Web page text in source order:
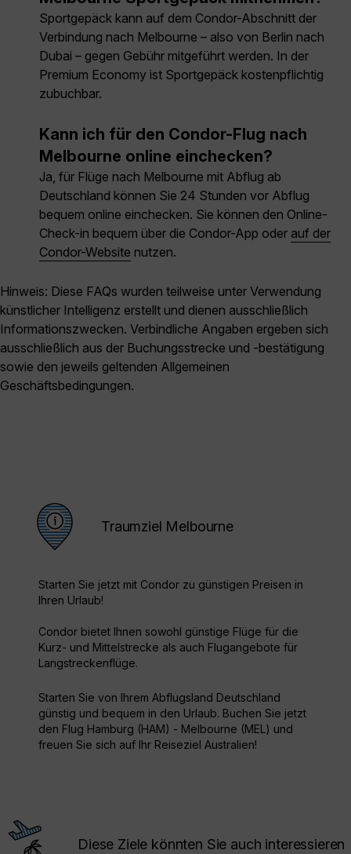
Sportgepäck kann auf dem Condor-Abschnitt der
Verbindung nach Melbourne – also von Berlin nach
Dubai – gegen Gebühr mitgeführt werden. In der
Premium Economy ist Sportgepäck kostenpflichtig
zubuchbar.
Kann ich für den Condor-Flug nach
Melbourne online einchecken?
Ja, für Flüge nach Melbourne mit Abflug ab
Deutschland können Sie 24 Stunden vor Abflug
bequem online einchecken. Sie können den Online-
Check-in bequem über die Condor-App oder auf der
Condor-Website nutzen.
Hinweis: Diese FAQs wurden teilweise unter Verwendung
künstlicher Intelligenz erstellt und dienen ausschließlich
Informationszwecken. Verbindliche Angaben ergeben sich
ausschließlich aus der Buchungsstrecke und -bestätigung
sowie den jeweils geltenden Allgemeinen
Geschäftsbedingungen.
Traumziel Melbourne
Starten Sie jetzt mit Condor zu günstigen Preisen in
Ihren Urlaub!
Condor bietet Ihnen sowohl günstige Flüge für die
Kurz- und Mittelstrecke als auch Flugangebote für
Langstreckenflüge.
Starten Sie von Ihrem Abflugsland Deutschland
günstig und bequem in den Urlaub. Buchen Sie jetzt
den Flug Hamburg (HAM) - Melbourne (MEL) und
freuen Sie sich auf Ihr Reiseziel Australien!
Diese Ziele könnten Sie auch interessieren